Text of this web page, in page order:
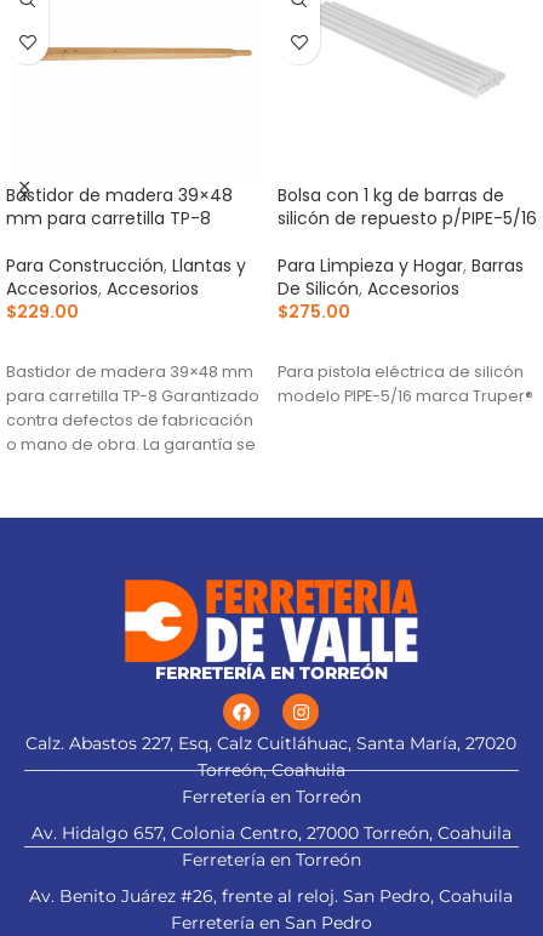
Bastidor de madera 39×48
mm para carretilla TP-8
Para Construcción, Llantas y
Accesorios, Accesorios
$229.00
Bastidor de madera 39×48 mm
para carretilla TP-8 Garantizado
contra defectos de fabricación
o mano de obra. La garantía se
Bolsa con 1 kg de barras de
silicón de repuesto p/PIPE-5/16
Para Limpieza y Hogar, Barras
De Silicón, Accesorios
$275.00
Para pistola eléctrica de silicón
modelo PIPE-5/16 marca Truper®
FERRETERÍA EN TORREÓN
Calz. Abastos 227, Esq, Calz Cuitláhuac, Santa María, 27020
Torreón, Coahuila
Ferretería en Torreón
Av. Hidalgo 657, Colonia Centro, 27000 Torreón, Coahuila
Ferretería en Torreón
Av. Benito Juárez #26, frente al reloj. San Pedro, Coahuila
Ferretería en San Pedro